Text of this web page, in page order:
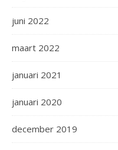
juni 2022
maart 2022
januari 2021
januari 2020
december 2019